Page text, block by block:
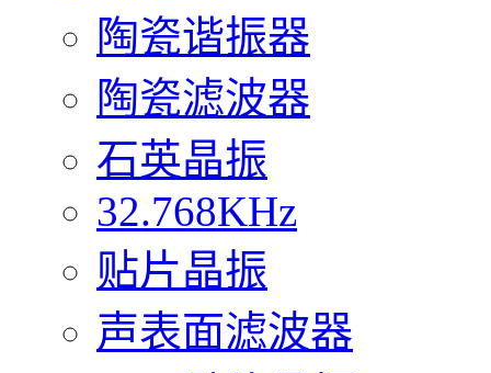
陶瓷谐振器
陶瓷滤波器
石英晶振
32.768KHz
贴片晶振
声表面滤波器